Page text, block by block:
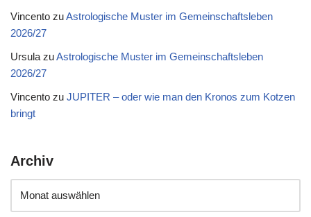
Vincento zuAstrologische Muster im Gemeinschaftsleben
2026/27
Ursula zuAstrologische Muster im Gemeinschaftsleben
2026/27
Vincento zu JUPITER – oder wie man den Kronos zum Kotzen
bringt
Archiv